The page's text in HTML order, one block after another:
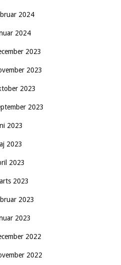
2024
2024
2023
2023
2023
2023
2023
2023
2023
2023
2023
2023
2022
2022